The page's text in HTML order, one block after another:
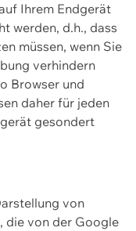
Ihrem Endgerät
werden, d.h., dass
müssen, wenn Sie
verhindern
Browser und
daher für jeden
gesondert
von
die von der Google